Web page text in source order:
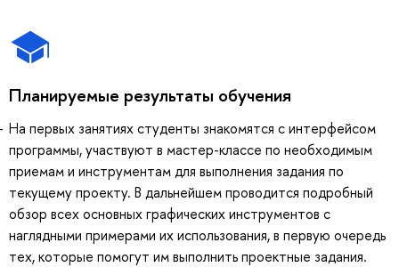
Планируемые результаты обучения
На первых занятиях студенты знакомятся с интерфейсом
программы, участвуют в мастер-классе по необходимым
приемам и инструментам для выполнения задания по
текущему проекту. В дальнейшем проводится подробный
обзор всех основных графических инструментов с
наглядными примерами их использования, в первую очередь
тех, которые помогут им выполнить проектные задания.